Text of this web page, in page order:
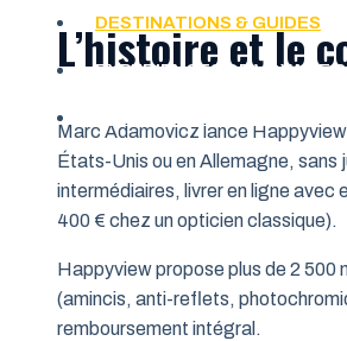
DESTINATIONS & GUIDES
EXPÉRIENCES DE VOYAGE
L’histoire et le
Marc Adamovicz lance
États-Unis ou en Allemagne, sans
intermédiaires, livrer en ligne
400 € chez un opticien classique).
Happyview propose plus de 2 500
(amincis, anti-reflets,
remboursement intégral.